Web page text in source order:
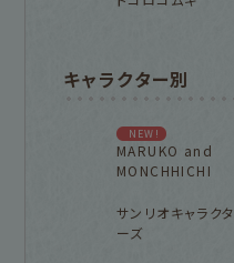
キャラクター別
NEW!
MARUKO and
MONCHHICHI
サンリオキャラクタ
ーズ